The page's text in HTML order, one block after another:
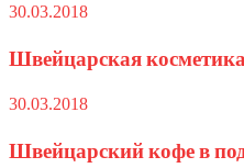
30.03.2018
Швейцарская
30.03.2018
Швейцарский кофе в